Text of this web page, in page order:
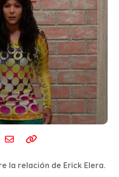
la relación de Erick Elera.